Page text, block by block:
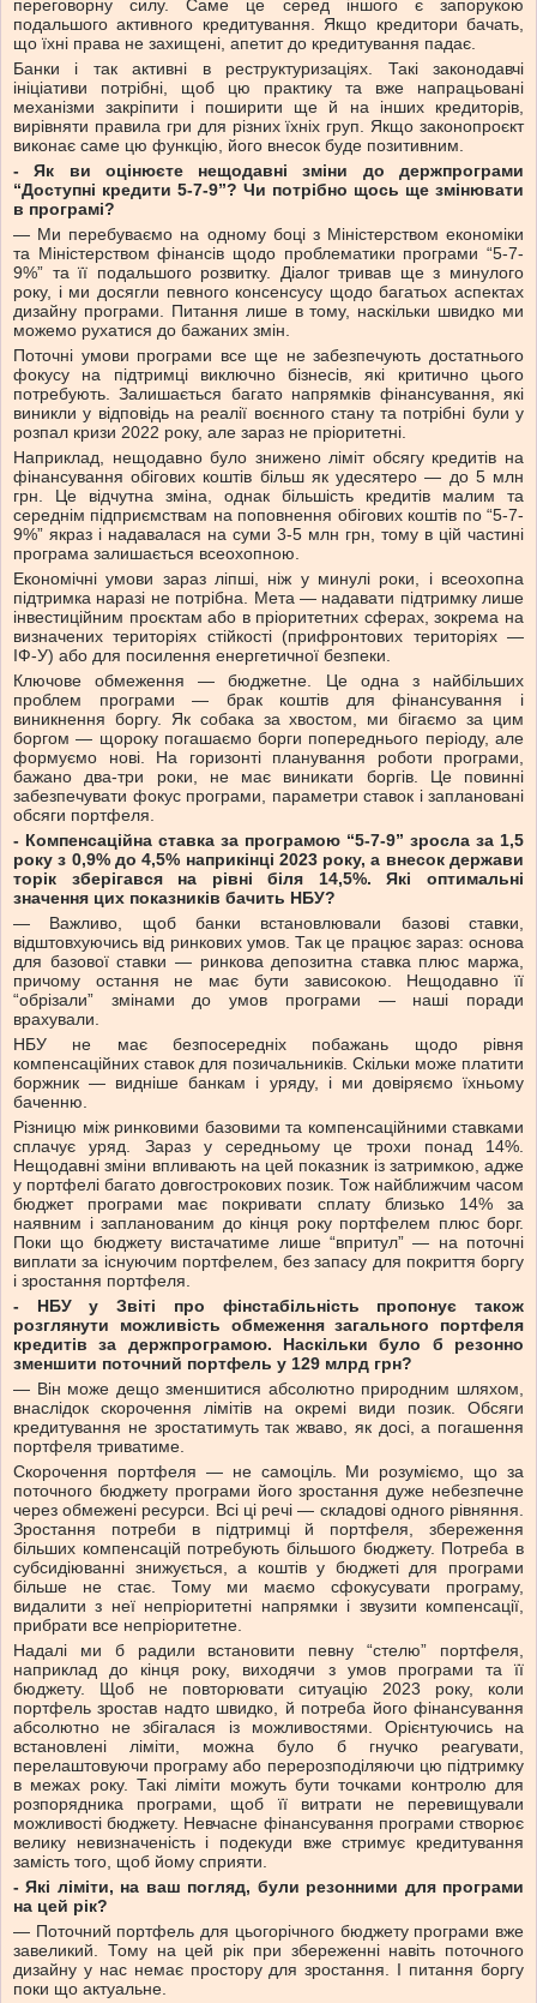
переговорну силу. Саме це серед іншого є запорукою
подальшого активного кредитування. Якщо кредитори бачать,
що їхні права не захищені, апетит до кредитування падає.
Банки і так активні в реструктуризаціях. Такі законодавчі
ініціативи потрібні, щоб цю практику та вже напрацьовані
механізми закріпити і поширити ще й на інших кредиторів,
вирівняти правила гри для різних їхніх груп. Якщо законопроєкт
виконає саме цю функцію, його внесок буде позитивним.
- Як ви оцінюєте нещодавні зміни до держпрограми
“Доступні кредити 5-7-9”? Чи потрібно щось ще змінювати
в програмі?
— Ми перебуваємо на одному боці з Міністерством економіки
та Міністерством фінансів щодо проблематики програми “5-7-
9%” та її подальшого розвитку. Діалог тривав ще з минулого
року, і ми досягли певного консенсусу щодо багатьох аспектах
дизайну програми. Питання лише в тому, наскільки швидко ми
можемо рухатися до бажаних змін.
Поточні умови програми все ще не забезпечують достатнього
фокусу на підтримці виключно бізнесів, які критично цього
потребують. Залишається багато напрямків фінансування, які
виникли у відповідь на реалії воєнного стану та потрібні були у
розпал кризи 2022 року, але зараз не пріоритетні.
Наприклад, нещодавно було знижено ліміт обсягу кредитів на
фінансування обігових коштів більш як удесятеро — до 5 млн
грн. Це відчутна зміна, однак більшість кредитів малим та
середнім підприємствам на поповнення обігових коштів по “5-7-
9%” якраз і надавалася на суми 3-5 млн грн, тому в цій частині
програма залишається всеохопною.
Економічні умови зараз ліпші, ніж у минулі роки, і всеохопна
підтримка наразі не потрібна. Мета — надавати підтримку лише
інвестиційним проєктам або в пріоритетних сферах, зокрема на
визначених територіях стійкості (прифронтових територіях —
ІФ-У) або для посилення енергетичної безпеки.
Ключове обмеження — бюджетне. Це одна з найбільших
проблем програми — брак коштів для фінансування і
виникнення боргу. Як собака за хвостом, ми бігаємо за цим
боргом — щороку погашаємо борги попереднього періоду, але
формуємо нові. На горизонті планування роботи програми,
бажано два-три роки, не має виникати боргів. Це повинні
забезпечувати фокус програми, параметри ставок і заплановані
обсяги портфеля.
- Компенсаційна ставка за програмою “5-7-9” зросла за 1,5
року з 0,9% до 4,5% наприкінці 2023 року, а внесок держави
торік зберігався на рівні біля 14,5%. Які оптимальні
значення цих показників бачить НБУ?
— Важливо, щоб банки встановлювали базові ставки,
відштовхуючись від ринкових умов. Так це працює зараз: основа
для базової ставки — ринкова депозитна ставка плюс маржа,
причому остання не має бути зависокою. Нещодавно її
“обрізали” змінами до умов програми — наші поради
врахували.
НБУ не має безпосередніх побажань щодо рівня
компенсаційних ставок для позичальників. Скільки може платити
боржник — видніше банкам і уряду, і ми довіряємо їхньому
баченню.
Різницю між ринковими базовими та компенсаційними ставками
сплачує уряд. Зараз у середньому це трохи понад 14%.
Нещодавні зміни впливають на цей показник із затримкою, адже
у портфелі багато довгострокових позик. Тож найближчим часом
бюджет програми має покривати сплату близько 14% за
наявним і запланованим до кінця року портфелем плюс борг.
Поки що бюджету вистачатиме лише “впритул” — на поточні
виплати за існуючим портфелем, без запасу для покриття боргу
і зростання портфеля.
- НБУ у Звіті про фінстабільність пропонує також
розглянути можливість обмеження загального портфеля
кредитів за держпрограмою. Наскільки було б резонно
зменшити поточний портфель у 129 млрд грн?
— Він може дещо зменшитися абсолютно природним шляхом,
внаслідок скорочення лімітів на окремі види позик. Обсяги
кредитування не зростатимуть так жваво, як досі, а погашення
портфеля триватиме.
Скорочення портфеля — не самоціль. Ми розуміємо, що за
поточного бюджету програми його зростання дуже небезпечне
через обмежені ресурси. Всі ці речі — складові одного рівняння.
Зростання потреби в підтримці й портфеля, збереження
більших компенсацій потребують більшого бюджету. Потреба в
субсидіюванні знижується, а коштів у бюджеті для програми
більше не стає. Тому ми маємо сфокусувати програму,
видалити з неї непріоритетні напрямки і звузити компенсації,
прибрати все непріоритетне.
Надалі ми б радили встановити певну “стелю” портфеля,
наприклад до кінця року, виходячи з умов програми та її
бюджету. Щоб не повторювати ситуацію 2023 року, коли
портфель зростав надто швидко, й потреба його фінансування
абсолютно не збігалася із можливостями. Орієнтуючись на
встановлені ліміти, можна було б гнучко реагувати,
перелаштовуючи програму або перерозподіляючи цю підтримку
в межах року. Такі ліміти можуть бути точками контролю для
розпорядника програми, щоб її витрати не перевищували
можливості бюджету. Невчасне фінансування програми створює
велику невизначеність і подекуди вже стримує кредитування
замість того, щоб йому сприяти.
- Які ліміти, на ваш погляд, були резонними для програми
на цей рік?
— Поточний портфель для цьогорічного бюджету програми вже
завеликий. Тому на цей рік при збереженні навіть поточного
дизайну у нас немає простору для зростання. І питання боргу
поки що актуальне.